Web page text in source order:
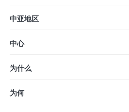
中亚地区
中心
为什么
为何